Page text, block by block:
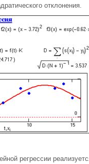
отклонения.
регрессии